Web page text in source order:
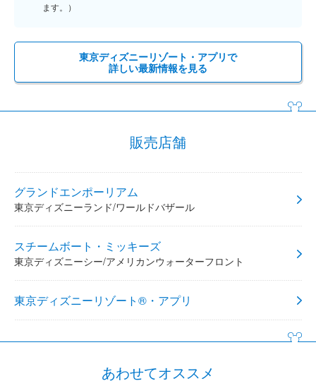
ます。）
東京ディズニーリゾート・アプリで
詳しい最新情報を見る
販売店舗
グランドエンポーリアム
東京ディズニーランド/ワールドバザール
スチームボート・ミッキーズ
東京ディズニーシー/アメリカンウォーターフロント
東京ディズニーリゾート®・アプリ
あわせてオススメ